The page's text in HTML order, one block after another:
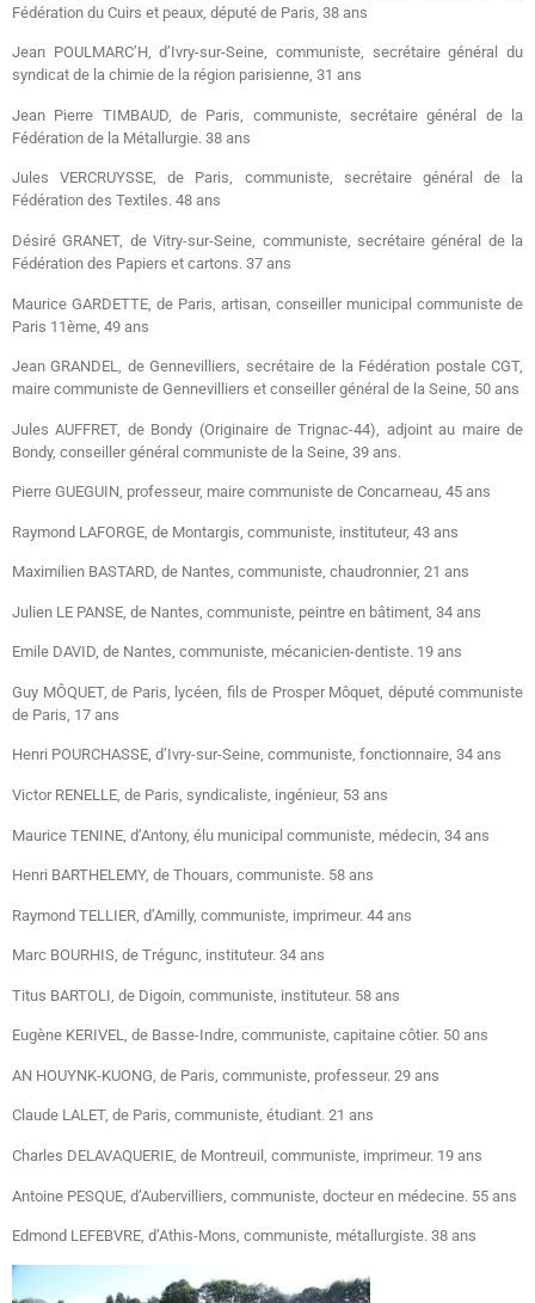
Fédération du Cuirs et peaux, député de Paris, 38 ans
Jean POULMARC’H, d’Ivry-sur-Seine, communiste, secrétaire général du
syndicat de la chimie de la région parisienne, 31 ans
Jean Pierre TIMBAUD, de Paris, communiste, secrétaire général de la
Fédération de la Métallurgie. 38 ans
Jules VERCRUYSSE, de Paris, communiste, secrétaire général de la
Fédération des Textiles. 48 ans
Désiré GRANET, de Vitry-sur-Seine, communiste, secrétaire général de la
Fédération des Papiers et cartons. 37 ans
Maurice GARDETTE, de Paris, artisan, conseiller municipal communiste de
Paris 11ème, 49 ans
Jean GRANDEL, de Gennevilliers, secrétaire de la Fédération postale CGT,
maire communiste de Gennevilliers et conseiller général de la Seine, 50 ans
Jules AUFFRET, de Bondy (Originaire de Trignac-44), adjoint au maire de
Bondy, conseiller général communiste de la Seine, 39 ans.
Pierre GUEGUIN, professeur, maire communiste de Concarneau, 45 ans
Raymond LAFORGE, de Montargis, communiste, instituteur, 43 ans
Maximilien BASTARD, de Nantes, communiste, chaudronnier, 21 ans
Julien LE PANSE, de Nantes, communiste, peintre en bâtiment, 34 ans
Emile DAVID, de Nantes, communiste, mécanicien-dentiste. 19 ans
Guy MÔQUET, de Paris, lycéen, fils de Prosper Môquet, député communiste
de Paris, 17 ans
Henri POURCHASSE, d’Ivry-sur-Seine, communiste, fonctionnaire, 34 ans
Victor RENELLE, de Paris, syndicaliste, ingénieur, 53 ans
Maurice TENINE, d’Antony, élu municipal communiste, médecin, 34 ans
Henri BARTHELEMY, de Thouars, communiste. 58 ans
Raymond TELLIER, d’Amilly, communiste, imprimeur. 44 ans
Marc BOURHIS, de Trégunc, instituteur. 34 ans
Titus BARTOLI, de Digoin, communiste, instituteur. 58 ans
Eugène KERIVEL, de Basse-Indre, communiste, capitaine côtier. 50 ans
AN HOUYNK-KUONG, de Paris, communiste, professeur. 29 ans
Claude LALET, de Paris, communiste, étudiant. 21 ans
Charles DELAVAQUERIE, de Montreuil, communiste, imprimeur. 19 ans
Antoine PESQUE, d’Aubervilliers, communiste, docteur en médecine. 55 ans
Edmond LEFEBVRE, d’Athis-Mons, communiste, métallurgiste. 38 ans